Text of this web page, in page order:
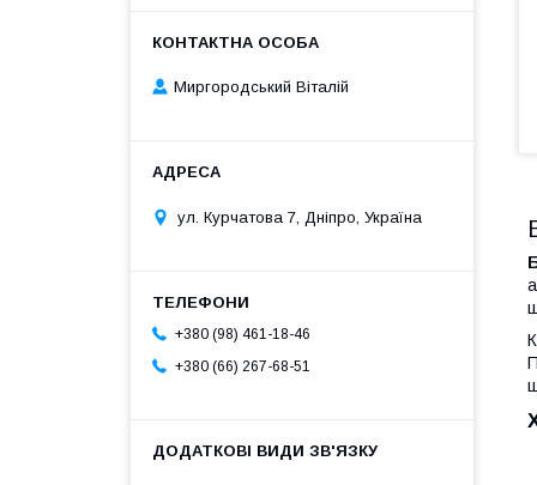
Миргородський Віталій
ул. Курчатова 7, Дніпро, Україна
+380 (98) 461-18-46
+380 (66) 267-68-51